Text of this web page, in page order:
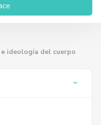
ideología del cuerpo